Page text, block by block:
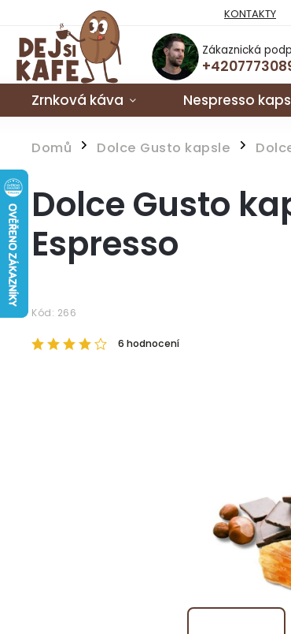
KONTAKTY
Zákaznická
Zrnková káva Nespresso
Domů / Dolce Gusto kapsle /
Dolce Gusto
Espresso
Kód: 266
6 hodnocení